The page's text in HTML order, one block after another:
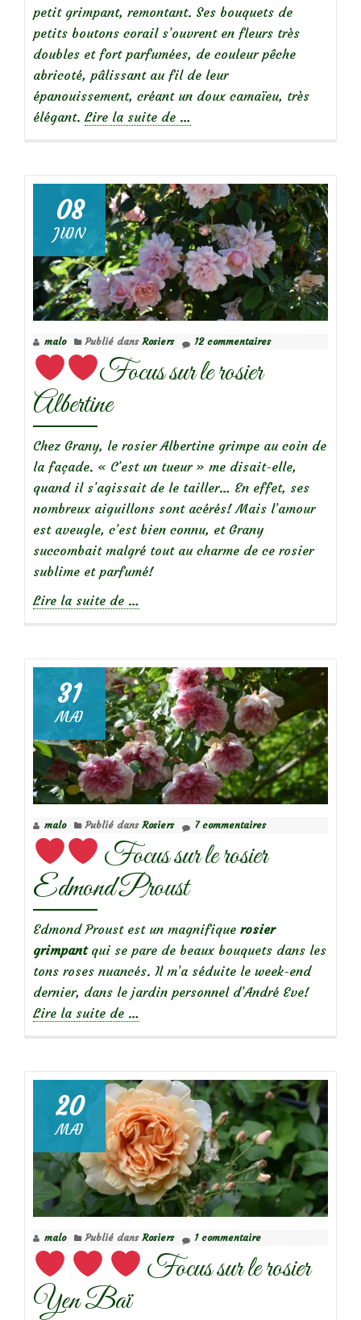
petit grimpant, remontant. Ses bouquets de
petits boutons corail s’ouvrent en fleurs très
doubles et fort parfumées, de couleur pêche
abricoté, pâlissant au fil de leur
épanouissement, créant un doux camaïeu, très
élégant. Lire la suite de
Focus
sur
le
rosier
Leander
…
08
JUIN
malo Publié dans Rosiers 12 commentaires
Focus sur le rosier
Albertine
Chez Grany, le rosier Albertine grimpe au coin de
la façade. « C’est un tueur » me disait-elle,
quand il s’agissait de le tailler… En effet, ses
nombreux aiguillons sont acérés! Mais l’amour
est aveugle, c’est bien connu, et Grany
succombait malgré tout au charme de ce rosier
sublime et parfumé!
Lire la suite de
Focus
sur
le
rosier
Albertine
…
31
MAI
malo Publié dans Rosiers 7 commentaires
Focus sur le rosier
Edmond Proust
Edmond Proust est un magnifique rosier
grimpantqui se pare de beaux bouquets dans les
tons roses nuancés. Il m’a séduite le week-end
dernier, dans le jardin personnel d’André Eve!
Lire la suite de
Focus
sur
le
rosier
Edmond
Proust
…
20
MAI
malo Publié dans Rosiers 1 commentaire
Focus sur le rosier
Yen Baï